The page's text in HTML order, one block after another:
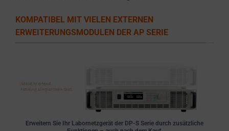
KOMPATIBEL MIT VIELEN EXTERNEN
ERWEITERUNGSMODULEN DER AP SERIE
Erweitern Sie Ihr Labornetzgerät der DP-S Serie durch zusätzliche
collected,